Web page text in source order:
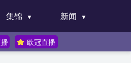
集锦 新闻
欧冠直播